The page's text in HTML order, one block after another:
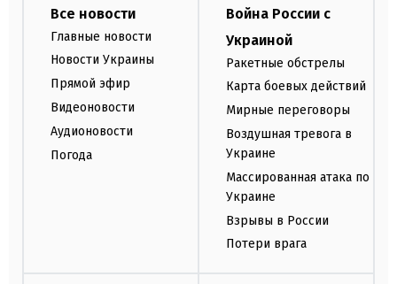
Все новости
Главные новости
Новости Украины
Прямой эфир
Видеоновости
Аудионовости
Погода
Война России с
Украиной
Ракетные обстрелы
Карта боевых действий
Мирные переговоры
Воздушная тревога в
Украине
Массированная атака по
Украине
Взрывы в России
Потери врага